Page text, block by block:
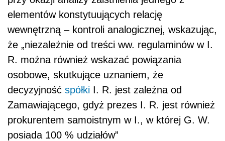
elementów konstytuujących relację
wewnętrzną – kontroli analogicznej, wskazując,
że „niezależnie od treści ww. regulaminów w I.
R. można również wskazać powiązania
osobowe, skutkujące uznaniem, że
decyzyjność spółki I. R. jest zależna od
Zamawiającego, gdyż prezes I. R. jest również
prokurentem samoistnym w I., w której G. W.
posiada 100 % udziałów”